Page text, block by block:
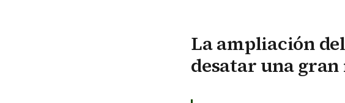
La ampliación
desatar una